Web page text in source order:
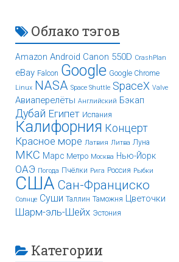
Облако тэгов
Amazon Android Canon 550D CrashPlan
eBay Falcon Google Google Chrome
Linux NASA Space Shuttle SpaceX Valve
Авиаперелёты Английский Бэкап
Дубай Египет Испания
Калифорния Концерт
Красное море Латвия Литва Луна
МКС Марс Метро Москва Нью-Йорк
ОАЭ Погода Пчёлки Рига Россия Рыбки
США Сан-Франциско
Солнце Суши Таллин Таможня Цветочки
Шарм-эль-Шейх Эстония
Категории